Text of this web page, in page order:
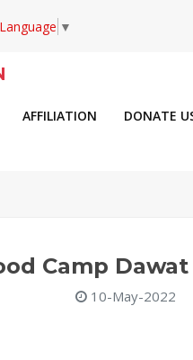
▼
AFFILIATION DONATE
Camp
10-May-2022